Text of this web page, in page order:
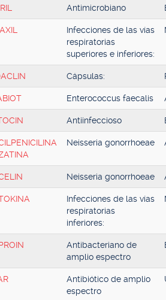
Antimicrobiano
Infecciones de las vías
respiratorias
superiores e inferiores:
Cápsulas:
Enterococcus faecalis
Antiinfeccioso
Neisseria gonorrhoeae
Neisseria gonorrhoeae
Infecciones de las vías
respiratorias
inferiores:
Antibacteriano de
amplio espectro
Antibiótico de amplio
espectro